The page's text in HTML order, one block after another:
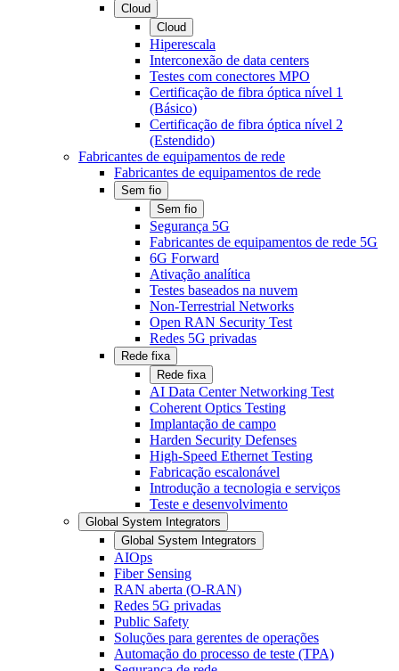
Cloud
Cloud
Hiperescala
Interconexão de data centers
Testes com conectores MPO
Certificação de fibra óptica nível 1
(Básico)
Certificação de fibra óptica nível 2
(Estendido)
Fabricantes de equipamentos de rede
Fabricantes de equipamentos de rede
Sem fio
Sem fio
Segurança 5G
Fabricantes de equipamentos de rede 5G
6G Forward
Ativação analítica
Testes baseados na nuvem
Non-Terrestrial Networks
Open RAN Security Test
Redes 5G privadas
Rede fixa
Rede fixa
AI Data Center Networking Test
Coherent Optics Testing
Implantação de campo
Harden Security Defenses
High-Speed Ethernet Testing
Fabricação escalonável
Introdução a tecnologia e serviços
Teste e desenvolvimento
Global System Integrators
Global System Integrators
AIOps
Fiber Sensing
RAN aberta (O-RAN)
Redes 5G privadas
Public Safety
Soluções para gerentes de operações
Automação do processo de teste (TPA)